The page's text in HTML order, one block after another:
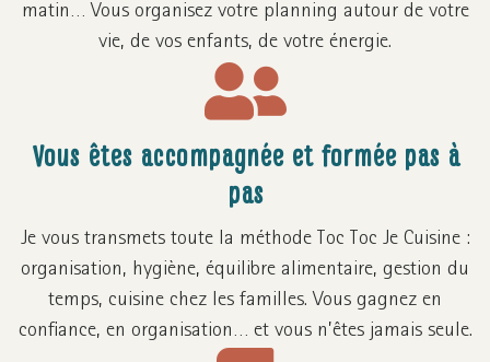
matin… Vous organisez votre planning autour de votre
vie, de vos enfants, de votre énergie.
Vous êtes accompagnée et formée pas à
pas
Je vous transmets toute la méthode Toc Toc Je Cuisine :
organisation, hygiène, équilibre alimentaire, gestion du
temps, cuisine chez les familles. Vous gagnez en
confiance, en organisation… et vous n’êtes jamais seule.